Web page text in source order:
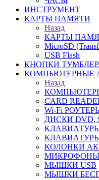
ИНСТРУМЕНТ
КАРТЫ ПАМЯТИ
Назад
КАРТЫ
MicroSD
USB Flash
КНОПКИ
КОМПЬЮТЕРНЫЕ
Назад
CARD
Wi-Fi
ДИСКИ DVD,
КЛАВИАТУРЫ
КОЛОНКИ
МЫШКИ USB
МЫШКИ